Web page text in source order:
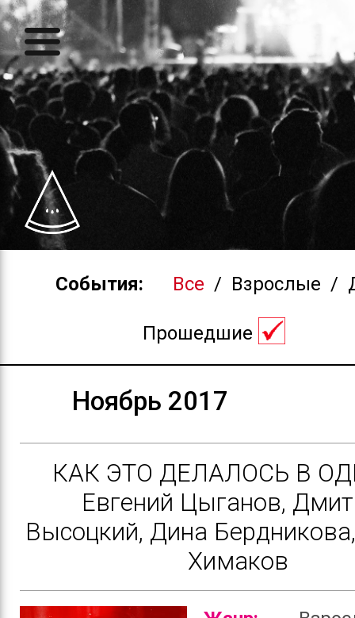
События: Все / Взрослые /
Прошедшие
Ноябрь 2017
КАК ЭТО ДЕЛАЛОСЬ В
Евгений Цыганов,
Высоцкий, Дина
Химаков